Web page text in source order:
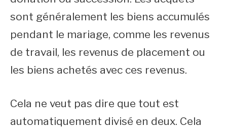
sont généralement les biens accumulés
pendant le mariage, comme les revenus
de travail, les revenus de placement ou
les biens achetés avec ces revenus.
Cela ne veut pas dire que tout est
automatiquement divisé en deux. Cela